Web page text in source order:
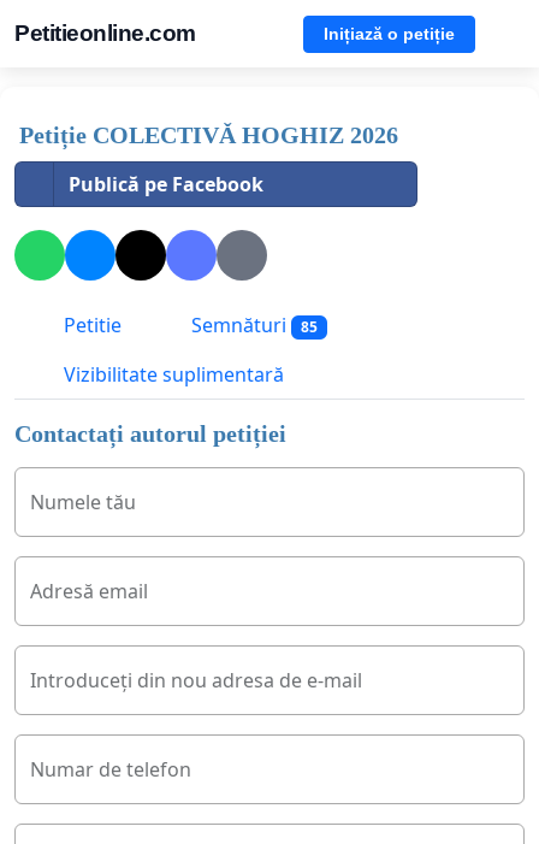
Petitieonline.com Inițiază o petiție
Petiție COLECTIVǍ HOGHIZ 2026
Publică pe Facebook
Petitie Semnături 85
Vizibilitate suplimentară
Contactați autorul petiției
Numele tău
Adresă email
Introduceți din nou adresa de e-mail
Numar de telefon